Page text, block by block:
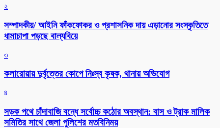
২
সম্পাদকীয়/ আইনি ফাঁকফোকর ও প্রশাসনিক দায় এড়ানোর সংস্কৃতিতে
ধামাচাপা পড়ছে বাল্যবিয়ে
৩
কলারোয়ায় দুর্বৃত্তের কোপে নিঃস্ব কৃষক, থানায় অভিযোগ
৪
সড়ক পথে চাঁদাবাজি বন্ধে সর্বোচ্চ কঠোর অবস্থান: বাস ও ট্রাক মালিক
সমিতির সাথে জেলা পুলিশের মতবিনিময়